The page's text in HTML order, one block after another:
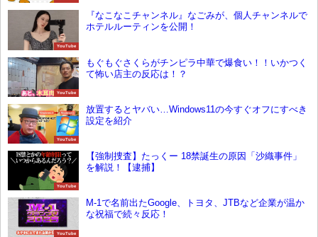
YouTube
『なこなこチャンネル』なごみが、個人チャンネルで
ホテルルーティンを公開！
YouTube
もぐもぐさくらがチンピラ中華で爆食い！！いかつく
て怖い店主の反応は！？
YouTube
放置するとヤバい…Windows11の今すぐオフにすべき
設定を紹介
YouTube
【強制捜査】たっくー 18禁誕生の原因「沙織事件」
を解説！【逮捕】
YouTube
M-1で名前出たGoogle、トヨタ、JTBなど企業が温か
な祝福で続々反応！